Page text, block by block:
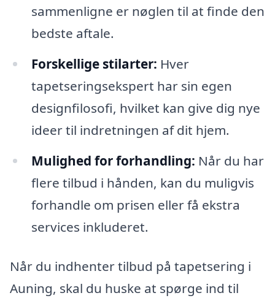
sammenligne er nøglen til at finde den
bedste aftale.
Forskellige stilarter: Hver
tapetseringsekspert har sin egen
designfilosofi, hvilket kan give dig nye
ideer til indretningen af dit hjem.
Mulighed for forhandling: Når du har
flere tilbud i hånden, kan du muligvis
forhandle om prisen eller få ekstra
services inkluderet.
Når du indhenter tilbud på tapetsering i
Auning, skal du huske at spørge ind til